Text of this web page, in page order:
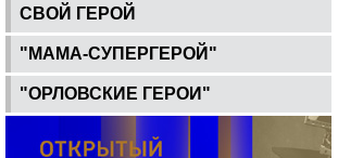
СВОЙ ГЕРОЙ
"МАМА-СУПЕРГЕРОЙ"
"ОРЛОВСКИЕ ГЕРОИ"